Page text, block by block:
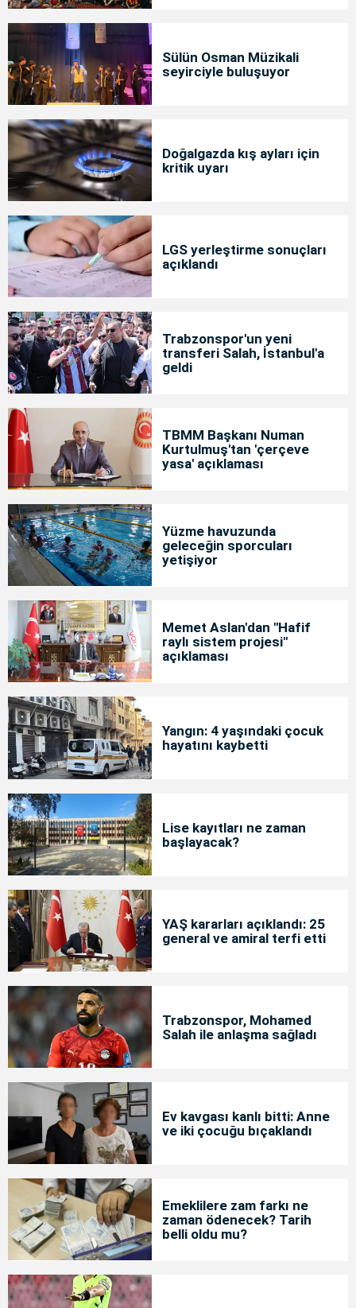
Sülün Osman Müzikali
seyirciyle buluşuyor
Doğalgazda kış ayları için
kritik uyarı
LGS yerleştirme sonuçları
açıklandı
Trabzonspor'un yeni
transferi Salah, İstanbul'a
geldi
TBMM Başkanı Numan
Kurtulmuş'tan 'çerçeve
yasa' açıklaması
Yüzme havuzunda
geleceğin sporcuları
yetişiyor
Memet Aslan'dan "Hafif
raylı sistem projesi"
açıklaması
Yangın: 4 yaşındaki çocuk
hayatını kaybetti
Lise kayıtları ne zaman
başlayacak?
YAŞ kararları açıklandı: 25
general ve amiral terfi etti
Trabzonspor, Mohamed
Salah ile anlaşma sağladı
Ev kavgası kanlı bitti: Anne
ve iki çocuğu bıçaklandı
Emeklilere zam farkı ne
zaman ödenecek? Tarih
belli oldu mu?